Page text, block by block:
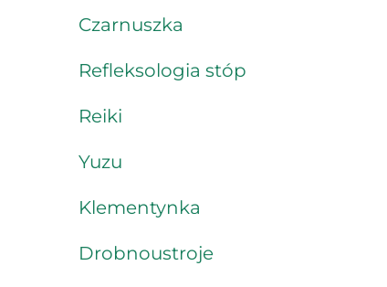
Czarnuszka
Refleksologia stóp
Reiki
Yuzu
Klementynka
Drobnoustroje